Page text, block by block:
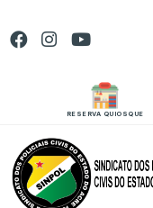
RESERVA QUIOSQUE